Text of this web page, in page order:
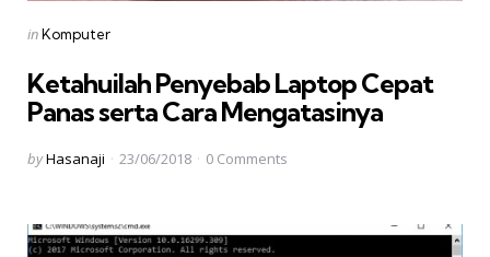
Categories
Posted
inKomputer
Ketahuilah Penyebab Laptop Cepat
Panas serta Cara Mengatasinya
Posted
byHasanaji 23/06/2018 0 Comments